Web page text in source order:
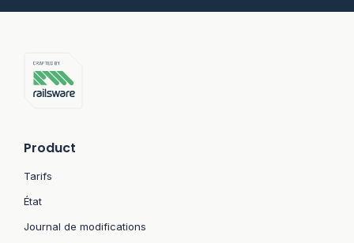
Product
Tarifs
État
Journal de modifications